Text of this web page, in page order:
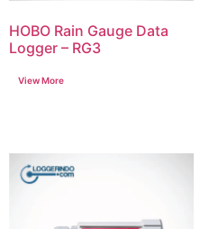
HOBO Rain Gauge Data
Logger – RG3